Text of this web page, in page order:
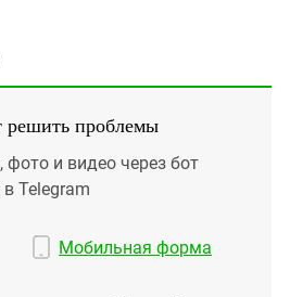
решить проблемы
и видео через бот
Telegram
Мобильная форма